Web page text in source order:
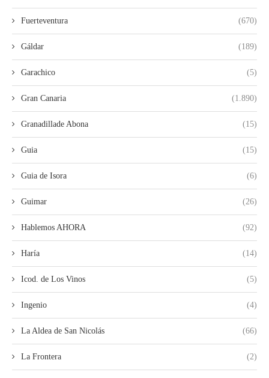
Fuerteventura (670)
Gáldar (189)
Garachico (5)
Gran Canaria (1.890)
Granadillade Abona (15)
Guia (15)
Guia de Isora (6)
Guimar (26)
Hablemos AHORA (92)
Haría (14)
Icod. de Los Vinos (5)
Ingenio (4)
La Aldea de San Nicolás (66)
La Frontera (2)